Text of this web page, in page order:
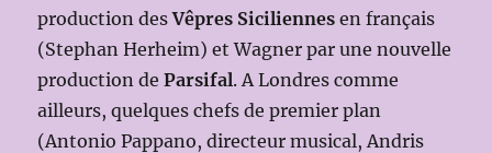
production desVêpres Siciliennes en français
(Stephan Herheim) et Wagner par une nouvelle
production deParsifal. A Londres comme
ailleurs, quelques chefs de premier plan
(Antonio Pappano, directeur musical, Andris